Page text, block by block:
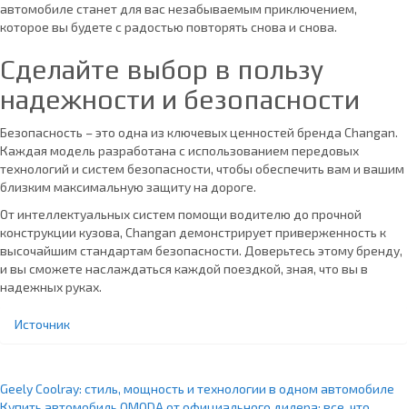
автомобиле станет для вас незабываемым приключением,
которое вы будете с радостью повторять снова и снова.
Сделайте выбор в пользу
надежности и безопасности
Безопасность – это одна из ключевых ценностей бренда Changan.
Каждая модель разработана с использованием передовых
технологий и систем безопасности, чтобы обеспечить вам и вашим
близким максимальную защиту на дороге.
От интеллектуальных систем помощи водителю до прочной
конструкции кузова, Changan демонстрирует приверженность к
высочайшим стандартам безопасности. Доверьтесь этому бренду,
и вы сможете наслаждаться каждой поездкой, зная, что вы в
надежных руках.
Источник
Geely Coolray: стиль, мощность и технологии в одном автомобиле